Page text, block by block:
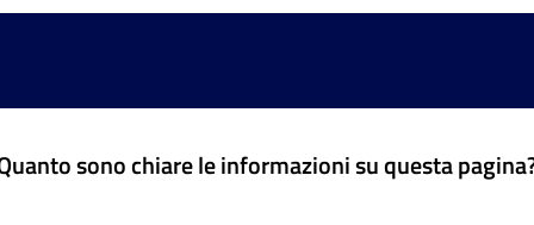
sono chiare le informazioni su questa